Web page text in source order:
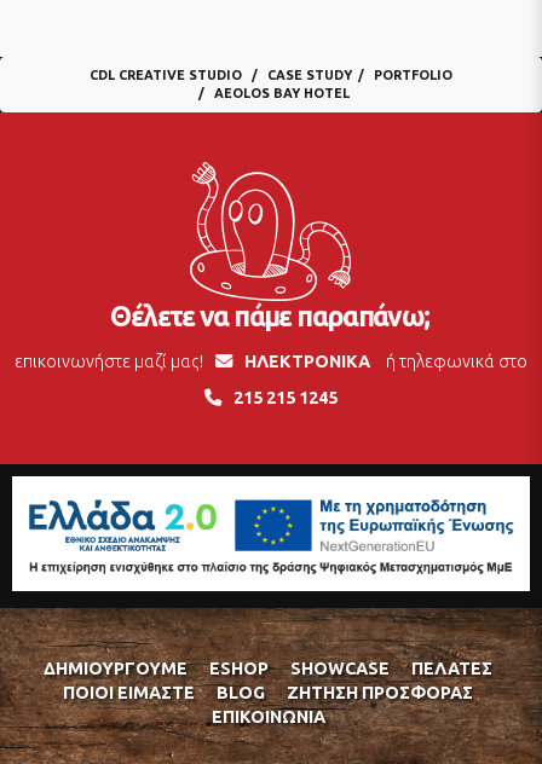
CDL CREATIVE STUDIO CASE STUDY
PORTFOLIO
AEOLOS BAY HOTEL
Θέλετε να πάμε παραπάνω;
επικοινωνήστε μαζί μας! ΗΛΕΚΤΡΟΝΙΚΑ
ή τηλεφωνικά στο
215 215 1245
ΔΗΜΙΟΥΡΓΟΎΜΕ ESHOP SHOWCASE
ΠΕΛΆΤΕΣ
ΠΟΙΟΊ ΕΊΜΑΣΤΕ
BLOG
ΖΉΤΗΣΗ ΠΡΟΣΦΟΡΆΣ
ΕΠΙΚΟΙΝΩΝΊΑ